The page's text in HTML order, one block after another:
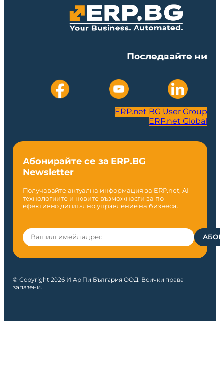
Последвайте ни
ERP.net BG User Group
ERP.net Global
Абонирайте се за ERP.BG
Newsletter
Получавайте актуална информация за ERP.net, AI
технологиите и новите възможности за по-
ефективно дигитално управление на бизнеса.
© Copyright 2026 И Ар Пи България ООД. Всички права
запазени.